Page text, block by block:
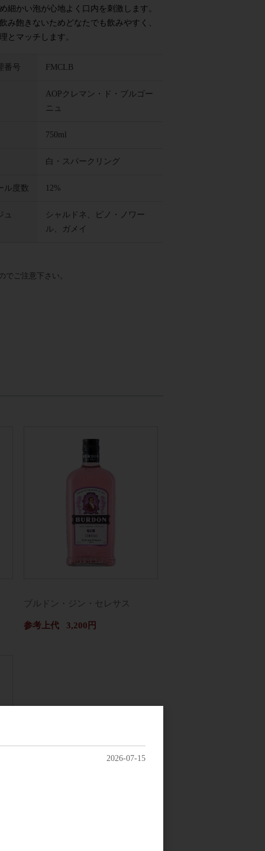
細かい泡が心地よく口内を刺激します。
み飽きないためどなたでも飲みやすく、
とマッチします。
番号 FMCLB
AOPクレマン・ド・ブルゴー
ニュ
750ml
白・スパークリング
ル度数 12%
ュ
シャルドネ、ピノ・ノワー
ル、ガメイ
ご注意下さい。
ブルドン・ジン・セレサス
参考上代 3,200円
2026-07-15